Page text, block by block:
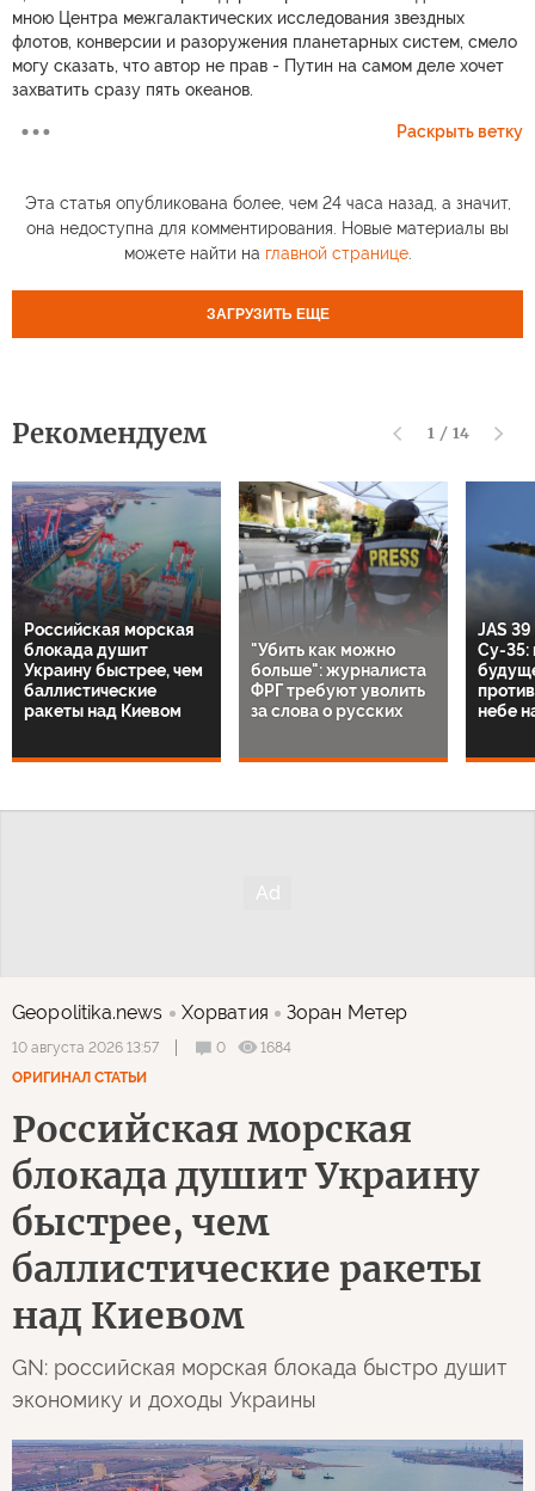
мною Центра межгалактических исследования звездных
флотов, конверсии и разоружения планетарных систем, смело
могу сказать, что автор не прав - Путин на самом деле хочет
захватить сразу пять океанов.
Раскрыть ветку
Эта статья опубликована более, чем 24 часа назад, а значит,
она недоступна для комментирования. Новые материалы вы
можете найти на главной странице.
ЗАГРУЗИТЬ ЕЩЕ
Рекомендуем 1 / 14
Российская морская
блокада душит
Украину быстрее, чем
баллистические
ракеты над Киевом
"Убить как можно
больше": журналиста
ФРГ требуют уволить
за слова о русских
JAS
Су-35:
небе
Geopolitika.news Хорватия Зоран Метер
10 августа 2026 13:57 0
1684
ОРИГИНАЛ СТАТЬИ
Российская морская
блокада душит Украину
быстрее, чем
баллистические ракеты
над Киевом
GN: российская морская блокада быстро душит
экономику и доходы Украины